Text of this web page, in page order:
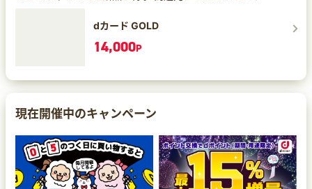
dカード GOLD
14,000P
現在開催中のキャンペーン